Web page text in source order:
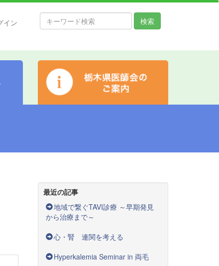
検索
イン
最近の記事
地域で繋ぐTAVI診療 ～早期発見
から治療まで～
心・腎 連関を考える
Hyperkalemia Seminar in 両毛